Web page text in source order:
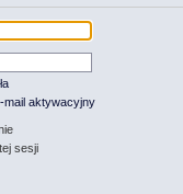
mail aktywacyjny
sesji